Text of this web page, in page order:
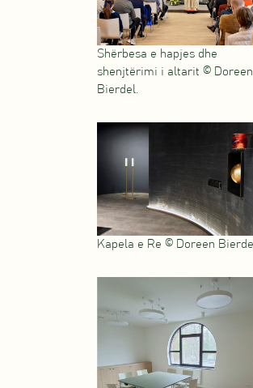
Shërbesa e hapjes dhe
shenjtërimi i altarit © Doreen
Bierdel.
Kapela e Re © Doreen